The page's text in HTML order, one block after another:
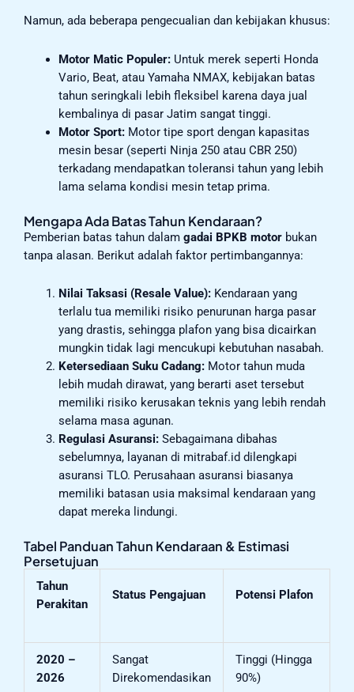
Namun, ada beberapa pengecualian dan kebijakan khusus:
Motor Matic Populer:Untuk merek seperti Honda
Vario, Beat, atau Yamaha NMAX, kebijakan batas
tahun seringkali lebih fleksibel karena daya jual
kembalinya di pasar Jatim sangat tinggi.
Motor Sport:Motor tipe sport dengan kapasitas
mesin besar (seperti Ninja 250 atau CBR 250)
terkadang mendapatkan toleransi tahun yang lebih
lama selama kondisi mesin tetap prima.
Mengapa Ada Batas Tahun Kendaraan?
Pemberian batas tahun dalam gadai BPKB motor bukan
tanpa alasan. Berikut adalah faktor pertimbangannya:
Nilai Taksasi (Resale Value):Kendaraan yang
terlalu tua memiliki risiko penurunan harga pasar
yang drastis, sehingga plafon yang bisa dicairkan
mungkin tidak lagi mencukupi kebutuhan nasabah.
Ketersediaan Suku Cadang:Motor tahun muda
lebih mudah dirawat, yang berarti aset tersebut
memiliki risiko kerusakan teknis yang lebih rendah
selama masa agunan.
Regulasi Asuransi:Sebagaimana dibahas
sebelumnya, layanan di mitrabaf.id dilengkapi
asuransi TLO. Perusahaan asuransi biasanya
memiliki batasan usia maksimal kendaraan yang
dapat mereka lindungi.
Tabel Panduan Tahun Kendaraan & Estimasi
Persetujuan
Tahun
Perakitan
Status Pengajuan Potensi Plafon
2020 –
2026
Sangat
Direkomendasikan
Tinggi (Hingga
90%)